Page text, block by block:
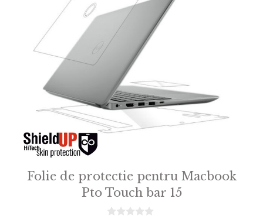
Folie de protectie pentru Macbook
Pto Touch bar 15